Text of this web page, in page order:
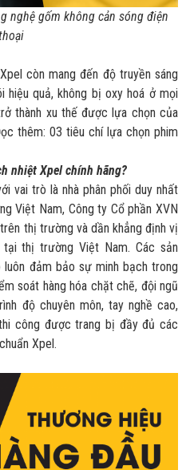
nghệ gốm không cản sóng điện
còn mang đến độ truyền sáng
hiệu quả, không bị oxy hoá ở mọi
thành xu thế được lựa chọn của
thêm: 03 tiêu chí lựa chọn phim
nhiệt Xpel chính hãng?
vai trò là nhà phân phối duy nhất
Việt Nam, Công ty Cổ phần XVN
thị trường và dần khẳng định vị
thị trường Việt Nam. Các sản
đảm bảo sự minh bạch trong
soát hàng hóa chặt chẽ, đội ngũ
độ chuyên môn, tay nghề cao,
công được trang bị đầy đủ các
Xpel.